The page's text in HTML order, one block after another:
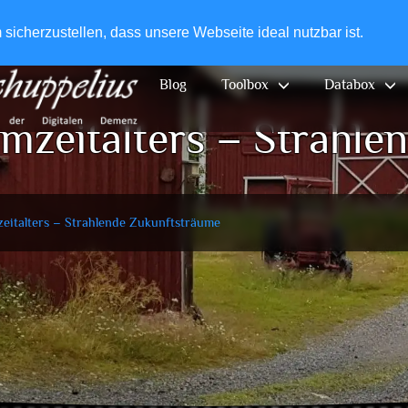
dass unsere Webseite ideal nutzbar ist.
Blog Toolbox Databox
–
– Strahlende Zukunftsträume